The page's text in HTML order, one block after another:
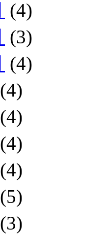
(4)
(3)
(4)
(4)
(4)
(4)
(4)
(5)
(3)